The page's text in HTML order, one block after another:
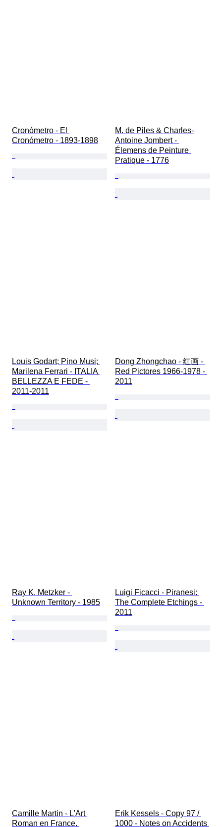
Cronómetro - El
Cronómetro - 1893-1898
M. de Piles & Charles-
Antoine Jombert -
Élemens de Peinture
Pratique - 1776
Louis Godart; Pino Musi;
Marilena Ferrari - ITALIA
BELLEZZA E FEDE -
2011-2011
Dong Zhongchao - 红画 -
Red Pictores 1966-1978 -
2011
Ray K. Metzker -
Unknown Territory - 1985
Luigi Ficacci - Piranesi:
The Complete Etchings -
2011
Camille Martin - L'Art
Roman en France.
Erik Kessels - Copy 97 /
1000 - Notes on Accidents